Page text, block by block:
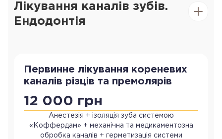
Лікування каналів зубів.
Ендодонтія
Первинне лікування кореневих
каналів різців та премолярів
12 000 грн
Анестезія + ізоляція зуба системою
«Коффердам» + механічна та медикаментозна
обробка каналів + герметизація системи